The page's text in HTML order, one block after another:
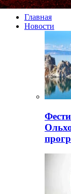
Главная
Новости